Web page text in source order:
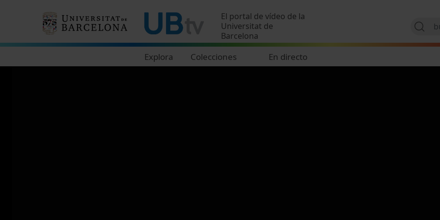
El portal de vídeo de la
Universitat de
Barcelona
Explora Colecciones En directo